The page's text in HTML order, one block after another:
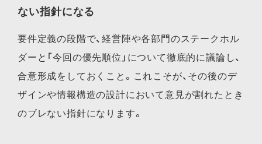
ない指針になる
要件定義の段階で、経営陣や各部門のステークホル
ダーと「今回の優先順位」について徹底的に議論し、
合意形成をしておくこと。これこそが、その後のデ
ザインや情報構造の設計において意見が割れたとき
のブレない指針になります。